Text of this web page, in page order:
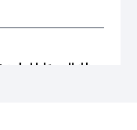
（チケットぴあ
ぴあ名古屋ビル
トリセールサ